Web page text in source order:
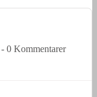
- 0 Kommentarer